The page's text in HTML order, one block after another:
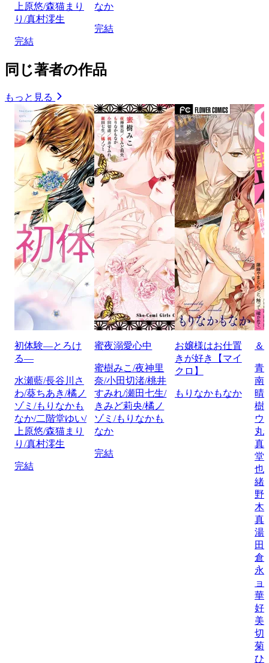
上原悠/森猫まり
り/真村澪生
完結
なか
完結
同じ著者の作品
もっと見る
初体験―とろけ
る―
水瀬藍/長谷川さ
わ/葵ちあき/橘ノ
ゾミ/もりなかも
なか/二階堂ゆい/
上原悠/森猫まり
り/真村澪生
完結
蜜夜溺愛心中
蜜樹みこ/夜神里
奈/小田切渚/桃井
すみれ/瀬田七生/
きみど莉央/橘ノ
ゾミ/もりなかも
なか
完結
お嬢様はお仕置
きが好き【マイ
クロ】
もりなかもなか
＆
青
南/
晴
樹
ウ
丸
真
堂
也/
緒
野
木
真
湯
田
倉
永
ョ
華
好
美
切
菊
ひ